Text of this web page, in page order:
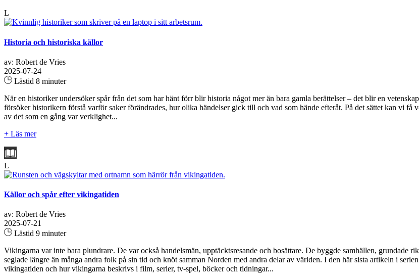
L
Historia och historiska källor
av: Robert de Vries
2025-07-24
Lästid 8 minuter
När en historiker undersöker spår från det som har hänt förr blir historia något mer än bara gamla berättelser – det blir en
försöker historikern förstå varför saker förändrades, hur olika händelser gick till och vad som hände efteråt. På det sättet kan vi
av det som en gång var verklighet...
+ Läs mer
L
Källor och spår efter vikingatiden
av: Robert de Vries
2025-07-21
Lästid 9 minuter
Vikingarna var inte bara plundrare. De var också handelsmän, upptäcktsresande och bosättare. De byggde samhällen, grundade
seglade längre än många andra folk på sin tid och knöt samman Norden med andra delar av världen. I den här sista artikeln i
vikingatiden och hur vikingarna beskrivs i film, serier, tv-spel, böcker och tidningar...